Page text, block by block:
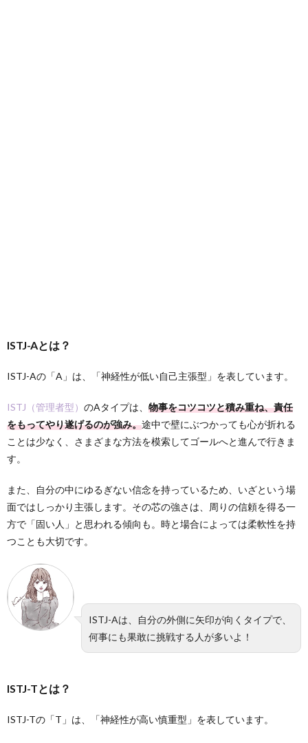
ISTJ-Aとは？
ISTJ-Aの「A」は、「神経性が低い自己主張型」を表しています。
ISTJ（管理者型） のAタイプは、 物事をコツコツと積み重ね、責任
をもってやり遂げるのが強み。途中で壁にぶつかっても心が折れる
ことは少なく、さまざまな方法を模索してゴールへと進んで行きま
す。
また、自分の中にゆるぎない信念を持っているため、いざという場
面ではしっかり主張します。その芯の強さは、周りの信頼を得る一
方で「固い人」と思われる傾向も。時と場合によっては柔軟性を持
つことも大切です。
ISTJ-Aは、自分の外側に矢印が向くタイプで、
何事にも果敢に挑戦する人が多いよ！
ISTJ-Tとは？
ISTJ-Tの「T」は、「神経性が高い慎重型」を表しています。